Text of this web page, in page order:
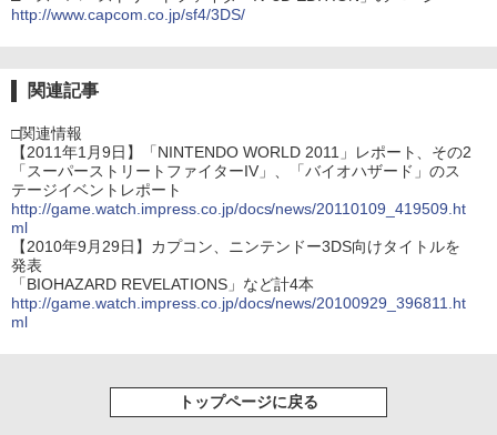
http://www.capcom.co.jp/sf4/3DS/
関連記事
□関連情報
【2011年1月9日】「NINTENDO WORLD 2011」レポート、その2
「スーパーストリートファイターIV」、「バイオハザード」のス
テージイベントレポート
http://game.watch.impress.co.jp/docs/news/20110109_419509.ht
ml
【2010年9月29日】カプコン、ニンテンドー3DS向けタイトルを
発表
「BIOHAZARD REVELATIONS」など計4本
http://game.watch.impress.co.jp/docs/news/20100929_396811.ht
ml
トップページに戻る